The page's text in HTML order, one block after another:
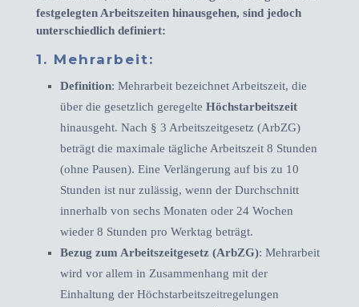
festgelegten Arbeitszeiten hinausgehen, sind jedoch
unterschiedlich definiert:
1. Mehrarbeit:
Definition: Mehrarbeit bezeichnet Arbeitszeit, die
über die gesetzlich geregelte Höchstarbeitszeit
hinausgeht. Nach § 3 Arbeitszeitgesetz (ArbZG)
beträgt die maximale tägliche Arbeitszeit 8 Stunden
(ohne Pausen). Eine Verlängerung auf bis zu 10
Stunden ist nur zulässig, wenn der Durchschnitt
innerhalb von sechs Monaten oder 24 Wochen
wieder 8 Stunden pro Werktag beträgt.
Bezug zum Arbeitszeitgesetz (ArbZG): Mehrarbeit
wird vor allem in Zusammenhang mit der
Einhaltung der Höchstarbeitszeitregelungen